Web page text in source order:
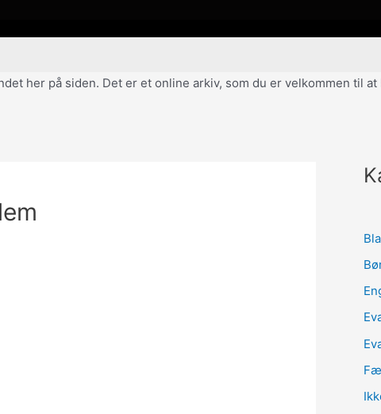
her på siden. Det er et online arkiv, som du er velkommen til